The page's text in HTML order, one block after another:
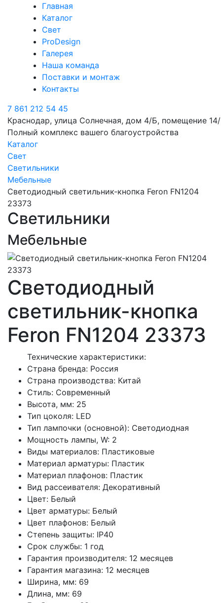
Главная
Каталог
Свет
ProDesign
Галерея
Наша команда
Поставки и монтаж
Контакты
7 861 212 54 45
Краснодар, улица Солнечная, дом 4/Б, помещение 14/
Полный комплекс вашего благоустройства
Каталог
Свет
Светильники
Мебельные
Светодиодный светильник-кнопка Feron FN1204
23373
Светильники
Мебельные
Светодиодный
светильник-кнопка
Feron FN1204 23373
Технические характеристики:
Страна бренда: Россия
Страна производства: Китай
Стиль: Современный
Высота, мм: 25
Тип цоколя: LED
Тип лампочки (основной): Светодиодная
Мощность лампы, W: 2
Виды материалов: Пластиковые
Материал арматуры: Пластик
Материал плафонов: Пластик
Вид рассеивателя: Декоративный
Цвет: Белый
Цвет арматуры: Белый
Цвет плафонов: Белый
Степень защиты: IP40
Срок службы: 1 год
Гарантия производителя: 12 месяцев
Гарантия магазина: 12 месяцев
Ширина, мм: 69
Длина, мм: 69